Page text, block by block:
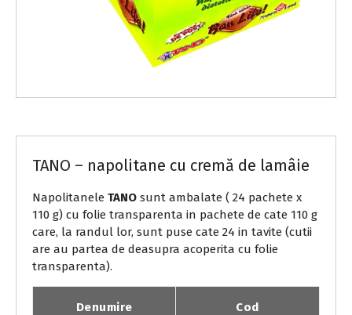
TANO – napolitane cu cremă de lamâie
Napolitanele TANO sunt ambalate ( 24 pachete x
110 g) cu folie transparenta in pachete de cate 110 g
care, la randul lor, sunt puse cate 24 in tavite (cutii
are au partea de deasupra acoperita cu folie
transparenta).
Denumire Cod